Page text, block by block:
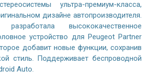
ультра-премиум-класса,
дизайне автопроизводителя.
высококачественное
устройство для Peugeot Partner
добавит новые функции, сохранив
стиль. Поддерживает беспроводной
Auto.